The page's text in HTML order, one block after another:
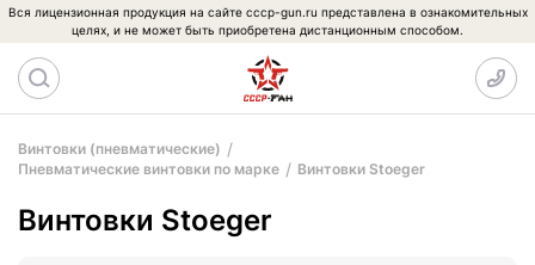
Вся лицензионная продукция на сайте cccp-gun.ru представлена в ознакомительных
целях, и не может быть приобретена дистанционным способом.
Винтовки (пневматические)
Пневматические винтовки по марке
Винтовки Stoeger
Винтовки Stoeger